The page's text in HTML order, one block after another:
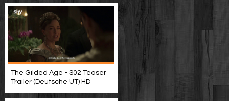
The Gilded Age - S02 Teaser
Trailer (Deutsche UT) HD